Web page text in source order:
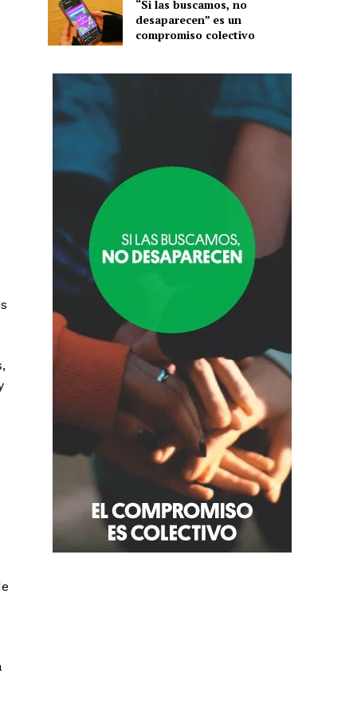
“Si las buscamos, no
desaparecen” es un
compromiso colectivo